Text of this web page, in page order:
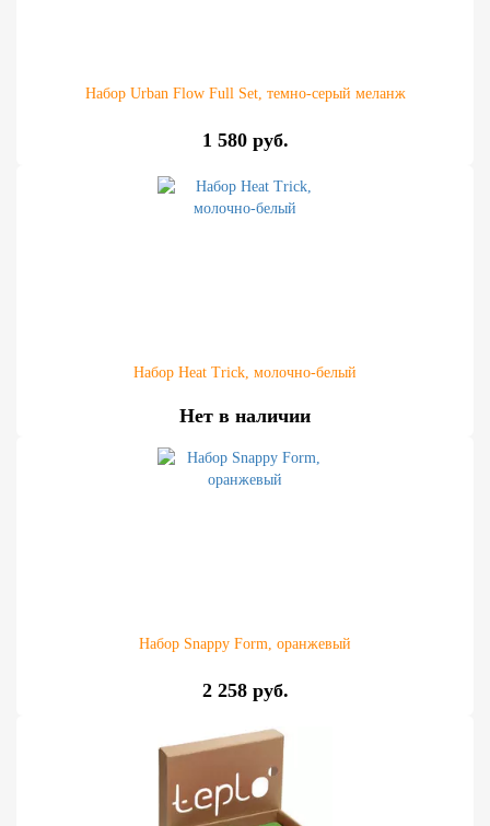
Набор Urban Flow Full Set, темно-серый меланж
1 580 руб.
Набор Heat Trick, молочно-белый
Нет в наличии
Набор Snappy Form, оранжевый
2 258 руб.